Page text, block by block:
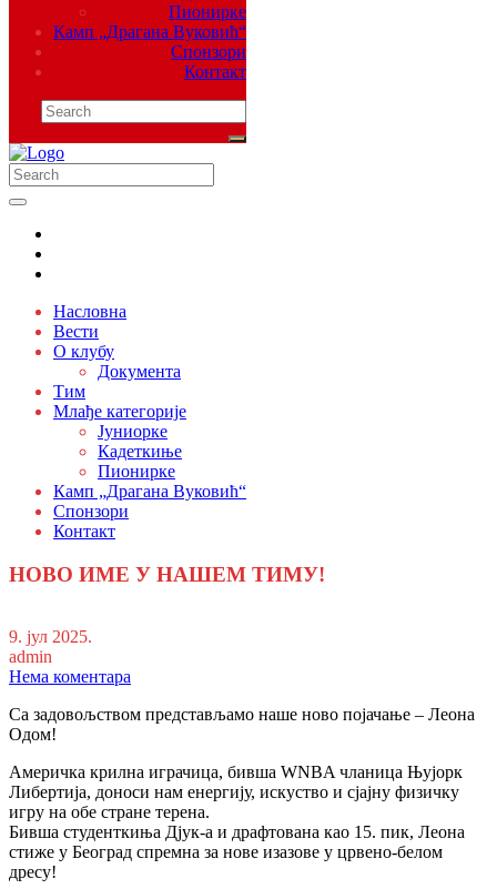
Пионирке
Камп „Драгана Вуковић“
Спонзори
Контакт
Насловна
Вести
О клубу
Документа
Тим
Млађе категорије
Јуниорке
Кадеткиње
Пионирке
Камп „Драгана Вуковић“
Спонзори
Контакт
НОВО ИМЕ У НАШЕМ ТИМУ!
9. јул 2025.
admin
Нема коментара
Са задовољством представљамо наше ново појачање – Леона
Одом!
Америчка крилна играчица, бивша WNBA чланица Њујорк
Либертија, доноси нам енергију, искуство и сјајну физичку
игру на обе стране терена.
Бивша студенткиња Дјук-а и драфтована као 15. пик, Леона
стиже у Београд спремна за нове изазове у црвено-белом
дресу!